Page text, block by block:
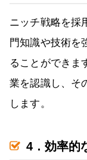
ニッチ戦略を採
門知識や技術を
ることができま
業を認識し、そ
します。
4．効率的